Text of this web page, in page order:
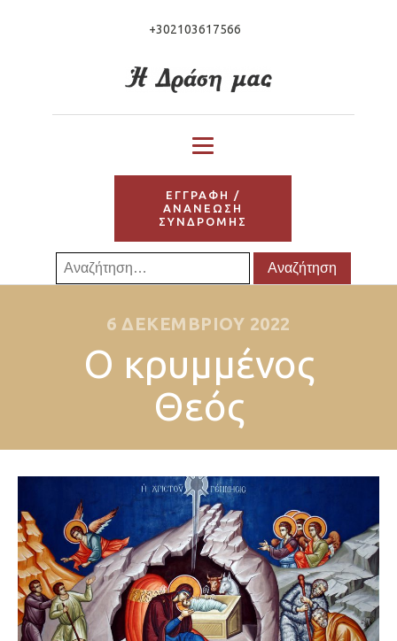
+302103617566
ΕΓΓΡΑΦΗ /
ΑΝΑΝΕΩΣΗ
ΣΥΝΔΡΟΜΗΣ
Αναζήτηση
για:
6 ΔΕΚΕΜΒΡΊΟΥ 2022
Ο κρυμμένος
Θεός